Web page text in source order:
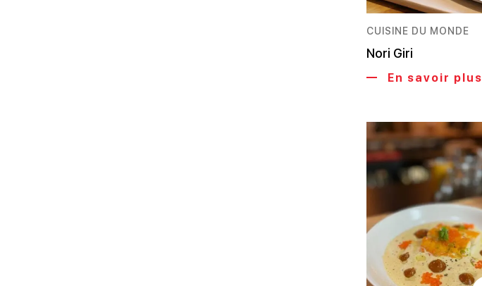
CUISINE DU MONDE
Nori Giri
En savoir plus